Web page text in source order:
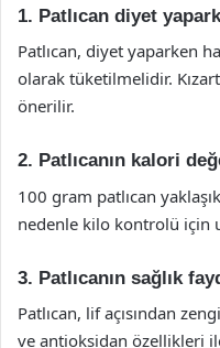
1. Patlıcan diyet
Patlıcan, diyet yaparken
olarak tüketilmelidir.
önerilir.
2. Patlıcanın kalori
100 gram patlıcan
nedenle kilo kontrolü için
3. Patlıcanın sağlık
Patlıcan, lif açısından
ve antioksidan özellikleri